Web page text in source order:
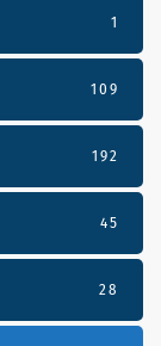
1
109
192
45
28